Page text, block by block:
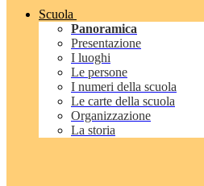
Scuola
Panoramica
Presentazione
I luoghi
Le persone
I numeri della scuola
Le carte della scuola
Organizzazione
La storia